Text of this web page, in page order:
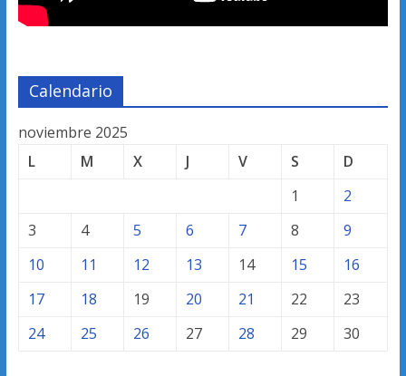
Calendario
noviembre 2025
L
M X J V S
D
1
2
3
4 5 6 7 8
9
10
11 12 13 14 15
16
17
18 19 20 21 22
23
24
25 26 27 28 29 30